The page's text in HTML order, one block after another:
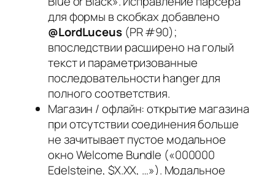
для формы в скобках добавлено
@LordLuceus(PR #90);
впоследствии расширено на голый
текст и параметризованные
последовательности hanger для
полного соответствия.
Магазин / офлайн: открытие магазина
при отсутствии соединения больше
не зачитывает пустое модальное
окно Welcome Bundle («000000
Edelsteine, $X.XX, …»). Модальное